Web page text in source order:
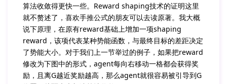
算法收敛得更快一些。Reward shaping技术的证明这里
就不赘述了，喜欢手推公式的朋友可以去读原著。我大概
说下原理，在原有reward基础上增加一项shaping
reward，该项代表某种势能函数，与最终目标的差距决定
了势能大小。对于我们上一节举过的例子，如果把reward
修改为下图中的形式，agent每向右移动一格都会获得奖
励，且离G越近奖励越高，那么agent就很容易被引导到G